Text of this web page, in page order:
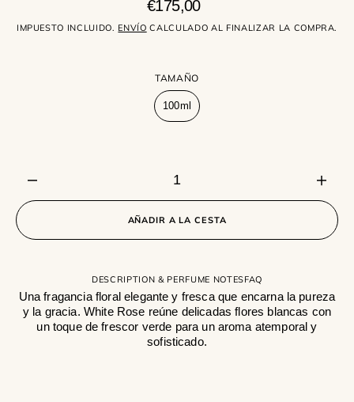
regular
€175,00
IMPUESTO INCLUIDO. ENVÍO CALCULADO AL FINALIZAR LA COMPRA.
TAMAÑO
100mlVariante
agotada
cantidad
Rose
para
White
Rose
AÑADIR A LA CESTA
DESCRIPTION & PERFUME NOTESFAQ
Una fragancia floral elegante y fresca que encarna la pureza
y la gracia. White Rose reúne delicadas flores blancas con
un toque de frescor verde para un aroma atemporal y
sofisticado.